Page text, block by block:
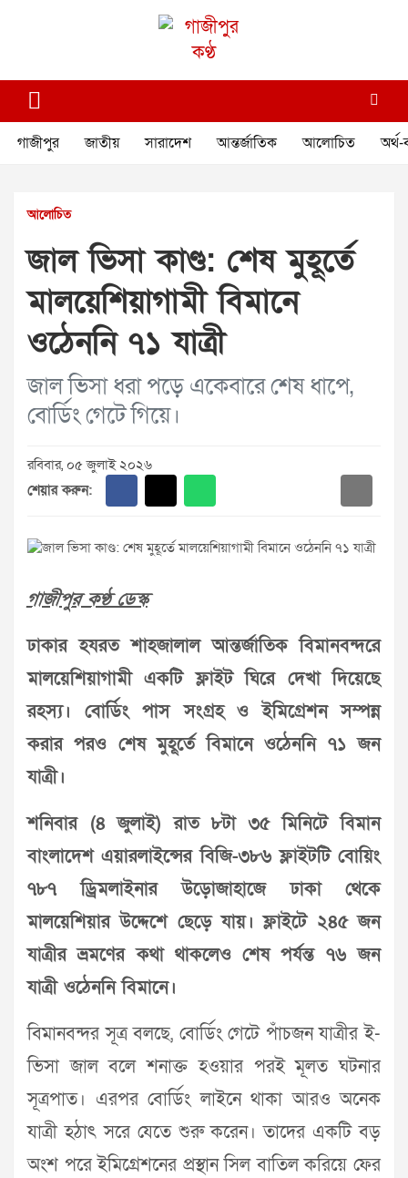
গাজীপুর কণ্ঠ
গাজীপুর জাতীয় সারাদেশ আন্তর্জাতিক আলোচিত অর্থ-
আলোচিত
জাল ভিসা কাণ্ড: শেষ মুহূর্তে
মালয়েশিয়াগামী বিমানে
ওঠেননি ৭১ যাত্রী
জাল ভিসা ধরা পড়ে একেবারে শেষ ধাপে,
বোর্ডিং গেটে গিয়ে।
রবিবার, ০৫ জুলাই ২০২৬
শেয়ার করুন:
গাজীপুর কণ্ঠ ডেস্ক
ঢাকার হযরত শাহজালাল আন্তর্জাতিক বিমানবন্দরে
মালয়েশিয়াগামী একটি ফ্লাইট ঘিরে দেখা দিয়েছে
রহস্য। বোর্ডিং পাস সংগ্রহ ও ইমিগ্রেশন সম্পন্ন
করার পরও শেষ মুহূর্তে বিমানে ওঠেননি ৭১ জন
যাত্রী।
শনিবার (৪ জুলাই) রাত ৮টা ৩৫ মিনিটে বিমান
বাংলাদেশ এয়ারলাইন্সের বিজি-৩৮৬ ফ্লাইটটি বোয়িং
৭৮৭ ড্রিমলাইনার উড়োজাহাজে ঢাকা থেকে
মালয়েশিয়ার উদ্দেশে ছেড়ে যায়। ফ্লাইটে ২৪৫ জন
যাত্রীর ভ্রমণের কথা থাকলেও শেষ পর্যন্ত ৭৬ জন
যাত্রী ওঠেননি বিমানে।
বিমানবন্দর সূত্র বলছে, বোর্ডিং গেটে পাঁচজন যাত্রীর ই-
ভিসা জাল বলে শনাক্ত হওয়ার পরই মূলত ঘটনার
সূত্রপাত। এরপর বোর্ডিং লাইনে থাকা আরও অনেক
যাত্রী হঠাৎ সরে যেতে শুরু করেন। তাদের একটি বড়
অংশ পরে ইমিগ্রেশনের প্রস্থান সিল বাতিল করিয়ে ফের